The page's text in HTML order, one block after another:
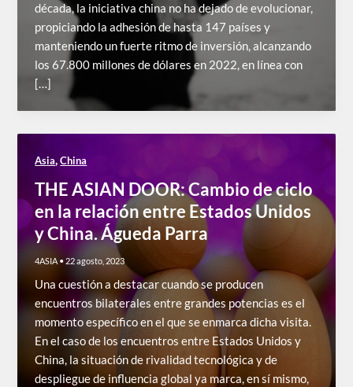
década, la iniciativa china no ha dejado de evolucionar,
propiciando la adhesión de hasta 147 países y
manteniendo un fuerte ritmo de inversión, alcanzando
los 67.800 millones de dólares en 2022, en línea con
[…]
Asia,China
THE ASIAN DOOR: Cambio de ciclo
en la relación entre Estados Unidos
y China. Águeda Parra
4ASIA • 22 agosto, 2023
Una cuestión a destacar cuando se producen
encuentros bilaterales entre grandes potencias es el
momento específico en el que se enmarca dicha visita.
En el caso de los encuentros entre Estados Unidos y
China, la situación de rivalidad tecnológica y de
despliegue de influencia global ya marca, en sí mismo,